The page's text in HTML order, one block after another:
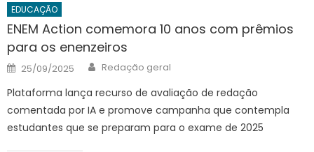
EDUCAÇÃO
ENEM Action comemora 10 anos com prêmios
para os enenzeiros
Posted
on
25/09/2025 Author
Redação geral
Plataforma lança recurso de avaliação de redação
comentada por IA e promove campanha que contempla
estudantes que se preparam para o exame de 2025